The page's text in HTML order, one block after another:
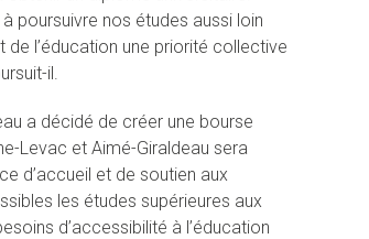
poursuivre nos études aussi loin
l’éducation une priorité collective
il.
a décidé de créer une bourse
Levac et Aimé-Giraldeau sera
d’accueil et de soutien aux
les études supérieures aux
d’accessibilité à l’éducation